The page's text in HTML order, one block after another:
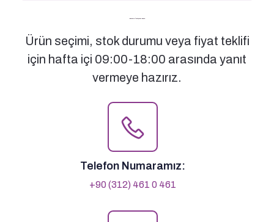
Bizimle İletişime Geçin
Ürün seçimi, stok durumu veya fiyat teklifi
için hafta içi 09:00-18:00 arasında yanıt
vermeye hazırız.
Telefon Numaramız:
+90 (312) 461 0 461